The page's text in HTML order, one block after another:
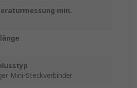
min.
Mini-Steckverbinder